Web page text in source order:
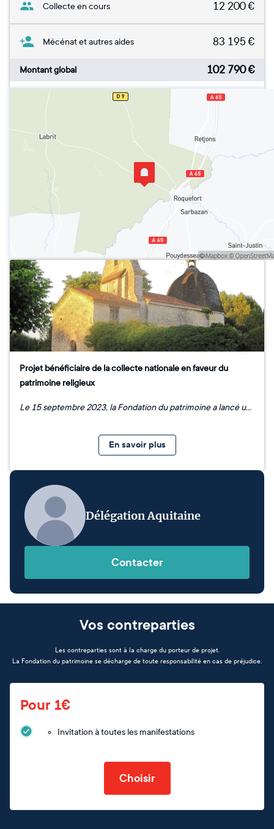
Collecte en cours 12 200€
Mécénat et autres aides 83 195 €
Montant global 102 790€
Projet bénéficiaire de la collecte nationale en faveur du
patrimoine religieux
Le 15 septembre 2023, la Fondation du patrimoine a lancé une collecte de dons nationale en faveur du patrimoine religieux. Cette initiative vise à soutenir les communes de moins de 10 000 habitants dans la préservation de leurs édifices religieux en péril. Un projet par département bénéficie d'une aide dans le cadre de cette opération. La réduction d'impôt est exceptionnellement portée à 75 % pour les dons des particuliers jusqu'à 1 000 €, effectués entre le 15 septembre 2023 et le 31 décembre 2025. Ce vendredi 26 avril 2024, la délégation Aquitaine de la Fondation du patrimoine est heureuse d'annoncer que le projet de restauration de l’église Notre-Dame-de-la-Nativité de Guinas à Cachen bénéficie de cette aide dans les Landes.
En savoir plus
Délégation Aquitaine
Contacter
Vos contreparties
Les contreparties sont à la charge du porteur de projet.
La Fondation du patrimoine se décharge de toute responsabilité en cas de préjudice.
Pour 1€
Invitation à toutes les manifestations
Choisir